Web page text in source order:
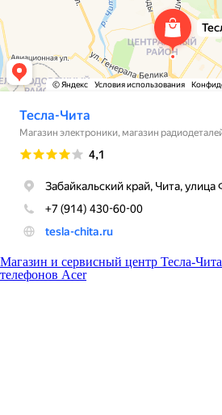
Магазин и сервисный центр Тесла-Чита
телефонов Acer